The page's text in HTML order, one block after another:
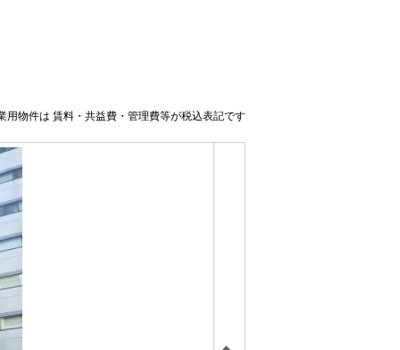
用物件は 賃料・共益費・管理費等が税込表記です